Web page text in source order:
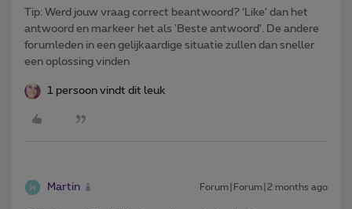
Tip: Werd jouw vraag correct beantwoord? ‘Like’ dan het
antwoord en markeer het als 'Beste antwoord'. De andere
forumleden in een gelijkaardige situatie zullen dan sneller
een oplossing vinden
1 persoon vindt dit leuk
Martin Forum|Forum|2 months ago